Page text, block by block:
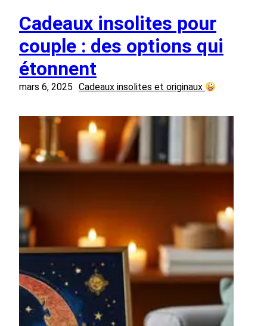
Cadeaux insolites pour
couple : des options qui
étonnent
mars 6, 2025 Cadeaux insolites et originaux